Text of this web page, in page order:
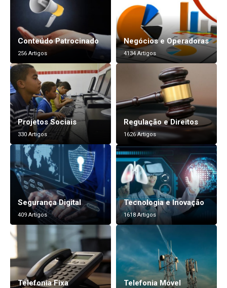
Conteúdo Patrocinado
256 Artigos
Negócios e Operadoras
4134 Artigos
Projetos Sociais
330 Artigos
Regulação e Direitos
1626 Artigos
Segurança Digital
409 Artigos
Tecnologia e Inovação
1618 Artigos
Telefonia Fixa Telefonia Móvel